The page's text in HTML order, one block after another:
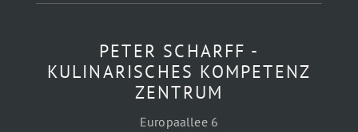
PETER SCHARFF -
KULINARISCHES KOMPETENZ
ZENTRUM
Europaallee 6